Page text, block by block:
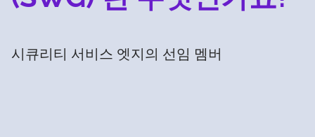
시큐리티 서비스 엣지의 선임 멤버